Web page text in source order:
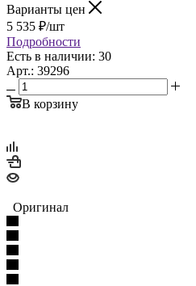
Варианты цен
5 535 ₽/шт
Подробности
Есть в наличии: 30
Арт.: 39296
В корзину
Оригинал